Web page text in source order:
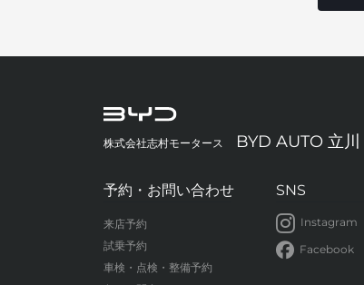
株式会社志村モータース BYD AUTO 立川
予約・お問い合わせ
来店予約
試乗予約
車検・点検・整備予約
SNS
Instagram
Facebook